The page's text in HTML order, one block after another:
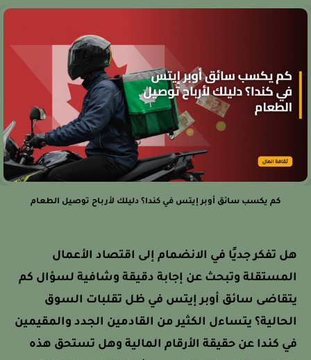
كم يكسب سائق أوبر إيتس في كندا؟ دليلك لأرباح توصيل الطعام
هل تفكر جديًا في الانضمام إلى اقتصاد الأعمال
المستقلة وتبحث عن إجابة دقيقة وشافية لسؤال كم
يتقاضى سائق أوبر إيتس في ظل تقلبات السوق
الحالية؟ يتساءل الكثير من القادمين الجدد والمقيمين
في كندا عن حقيقة الأرقام المالية وهل تستحق هذه